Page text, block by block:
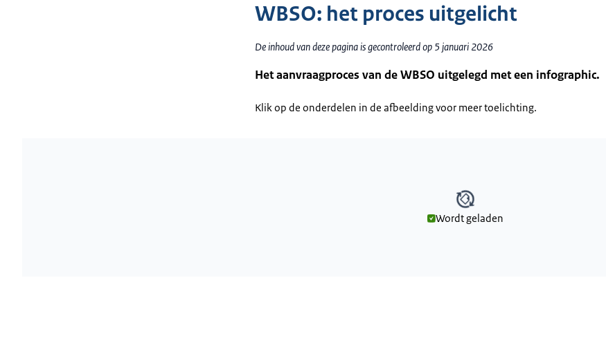
WBSO: het proces uitgelicht
De inhoud van deze pagina is gecontroleerd op 5 januari 2026
Het aanvraagproces van de WBSO uitgelegd met een infographic.
Klik op de onderdelen in de afbeelding voor meer toelichting.
Wordt geladen